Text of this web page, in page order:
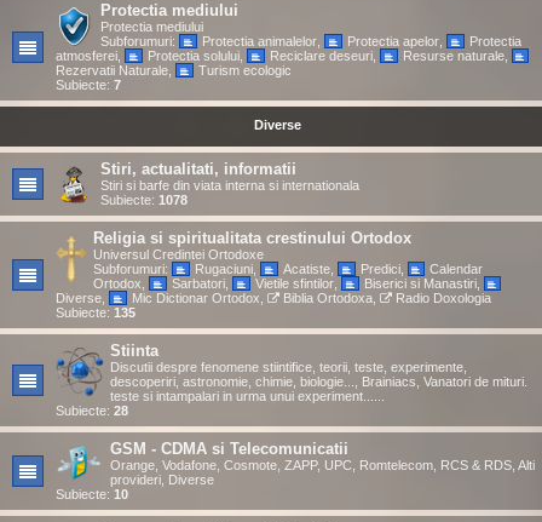
Protectia mediului
Protectia mediului
Subforumuri:
Protectia animalelor, Protectia apelor,
Protectia
atmosferei
Protectia solului, Reciclare deseuri, Resurse naturale,
Rezervatii Naturale
Turism ecologic
Subiecte: 7
Diverse
Stiri, actualitati, informatii
Stiri si barfe din viata interna si internationala
Subiecte: 1078
Religia si spiritualitata crestinului Ortodox
Universul Credintei Ortodoxe
Subforumuri:
Rugaciuni, Acatiste, Predici,
Calendar
Ortodox
Sarbatori, Vietile sfintilor, Biserici si Manastiri,
Diverse
Mic Dictionar Ortodox Biblia Ortodoxa,
Radio Doxologia
Subiecte: 135
Stiinta
Discutii despre fenomene stiintifice, teorii, teste, experimente,
descoperiri, astronomie, chimie, biologie..., Brainiacs, Vanatori de mituri.
teste si intampalari in urma unui experiment......
Subiecte: 28
GSM - CDMA si Telecomunicatii
Orange, Vodafone, Cosmote, ZAPP, UPC, Romtelecom, RCS & RDS, Alti
provideri, Diverse
Subiecte: 10